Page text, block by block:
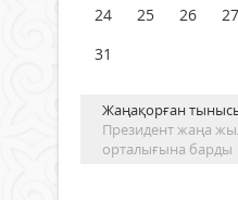
24
25 26 27
31
Жаңақорған
Президент жаңа
орталығына барды